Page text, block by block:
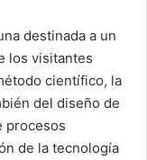
destinada a un
los visitantes
científico, la
del diseño de
procesos
de la tecnología